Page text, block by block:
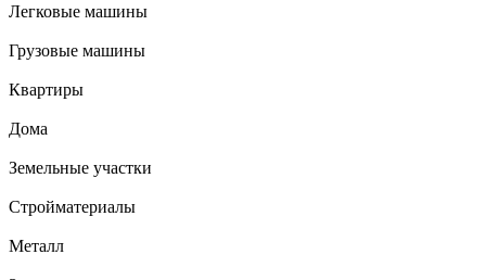
Легковые машины
Грузовые машины
Квартиры
Дома
Земельные участки
Стройматериалы
Металл